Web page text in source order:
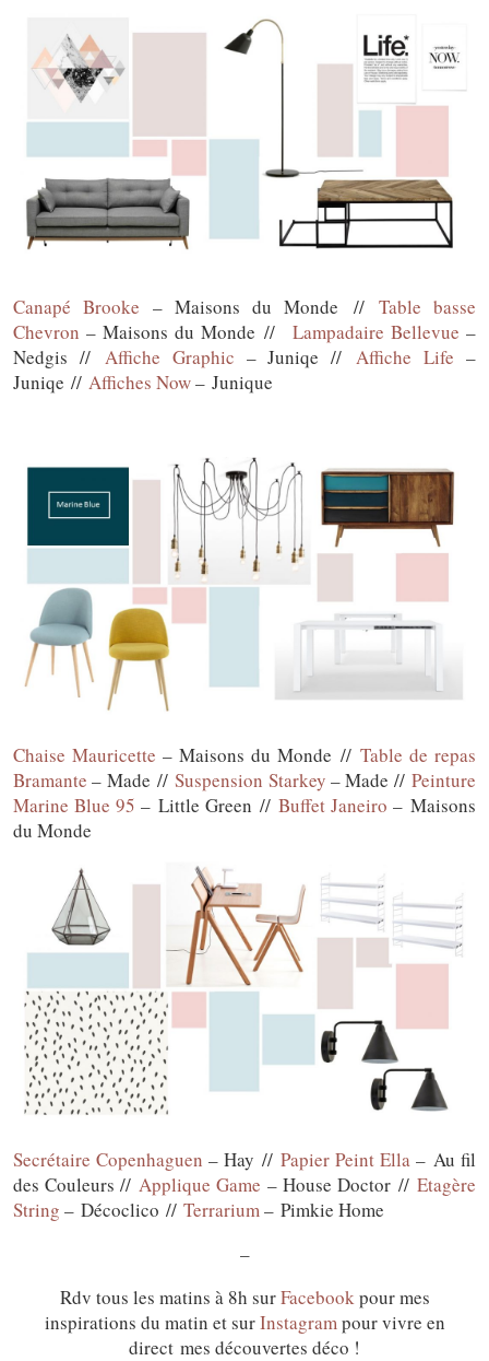
Canapé Brooke – Maisons du Monde // Table basse
Chevron – Maisons du Monde // Lampadaire Bellevue –
Nedgis // Affiche Graphic – Juniqe //Affiche Life –
Juniqe // Affiches Now– Junique
Chaise Mauricette – Maisons du Monde // Table de repas
Bramante – Made //Suspension Starkey – Made //Peinture
Marine Blue 95 – Little Green // Buffet Janeiro – Maisons
du Monde
Secrétaire Copenhaguen – Hay // Papier Peint Ella – Au fil
des Couleurs // Applique Game – House Doctor //Etagère
String – Décoclico // Terrarium– Pimkie Home
–
Rdv tous les matins à 8h surFacebookpour mes
inspirations du matin et surInstagrampour vivre en
direct mes découvertes déco !